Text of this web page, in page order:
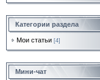
Категории раздела
Мои статьи [4]
Мини-чат